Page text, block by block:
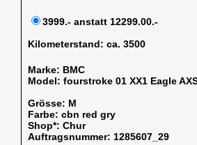
3999.- anstatt 12299.00.-
Kilometerstand: ca. 3500
Marke: BMC
Model:fourstroke 01 XX1 Eagle
Grösse: M
Farbe:cbn red gry
Shop*:Chur
Auftragsnummer: 1285607_29